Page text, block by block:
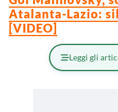
Atalanta-Lazio:
[VIDEO]
Leggi gli